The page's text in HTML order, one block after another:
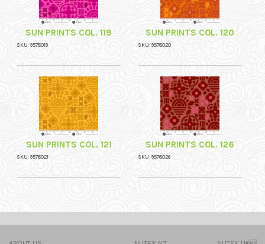
SUN PRINTS COL. 119
SKU: 9578019
SUN PRINTS COL. 120
SKU: 9578020
SUN PRINTS COL. 121
SKU: 9578021
SUN PRINTS COL. 126
SKU: 9578026